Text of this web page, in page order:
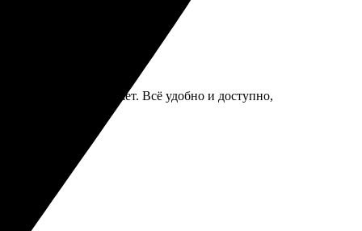
дизайнов впечатляет. Всё удобно и доступно,